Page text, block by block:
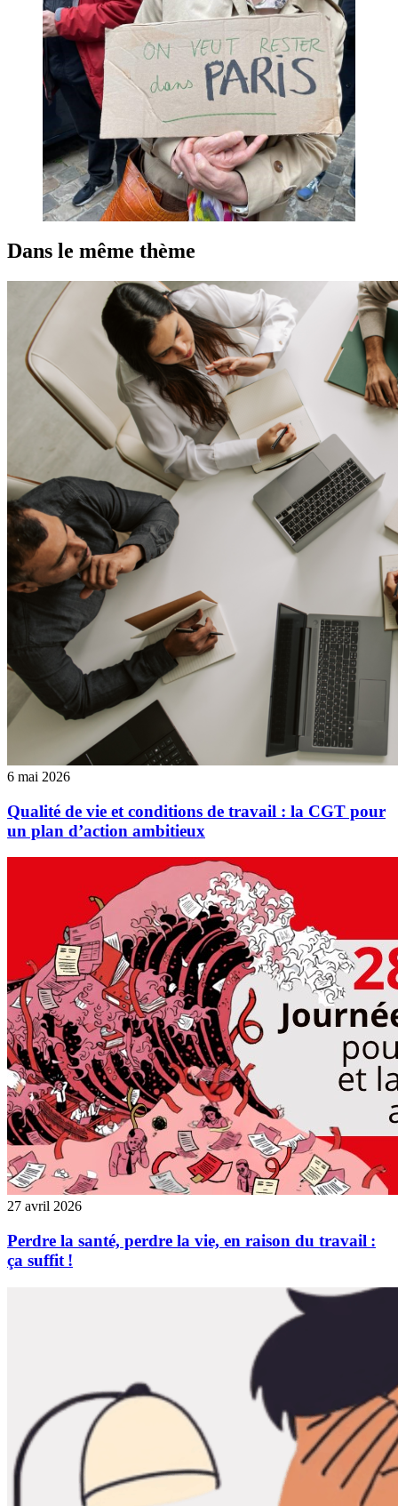
Dans le même thème
6 mai 2026
Qualité de vie et conditions de travail : la CGT pour
un plan d’action ambitieux
27 avril 2026
Perdre la santé, perdre la vie, en raison du travail :
ça suffit !